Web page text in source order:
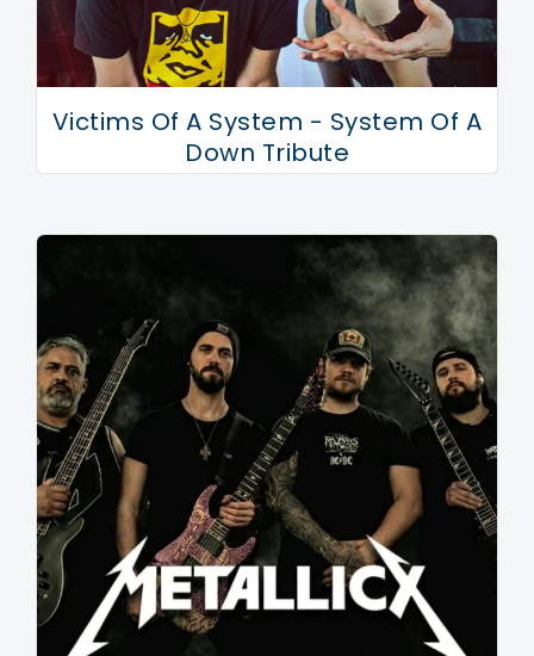
Victims Of A System - System Of A
Down Tribute